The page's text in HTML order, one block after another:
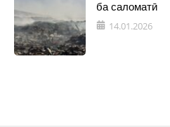
ба саломатӣ
14.01.2026